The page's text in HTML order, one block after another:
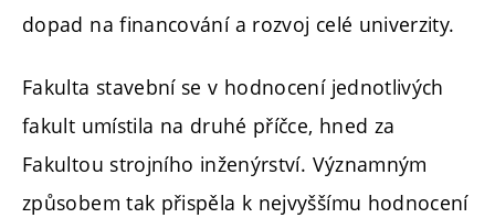
dopad na financování a rozvoj celé univerzity.
Fakulta stavební se v hodnocení jednotlivých
fakult umístila na druhé příčce, hned za
Fakultou strojního inženýrství. Významným
způsobem tak přispěla k nejvyššímu hodnocení